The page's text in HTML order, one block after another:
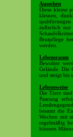
Aussehen
Diese kleine
kleinen,
äußerlich nur
Brutpflege
werden.
Lebensraum
Bewohnt
Gelände. Die
und steigt bis
Lebensweise
Die Tiere
Paarung
besamt die
Wochen mit
regelmäßig
können